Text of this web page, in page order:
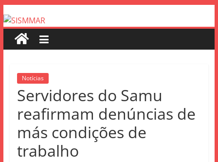
Notícias
Servidores do Samu
reafirmam denúncias de
más condições de
trabalho